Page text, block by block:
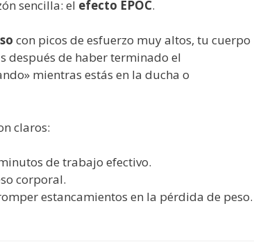
sencilla: el efecto EPOC.
con picos de esfuerzo muy altos, tu cuerpo
después de haber terminado el
mientras estás en la ducha o
claros:
de trabajo efectivo.
corporal.
estancamientos en la pérdida de peso.